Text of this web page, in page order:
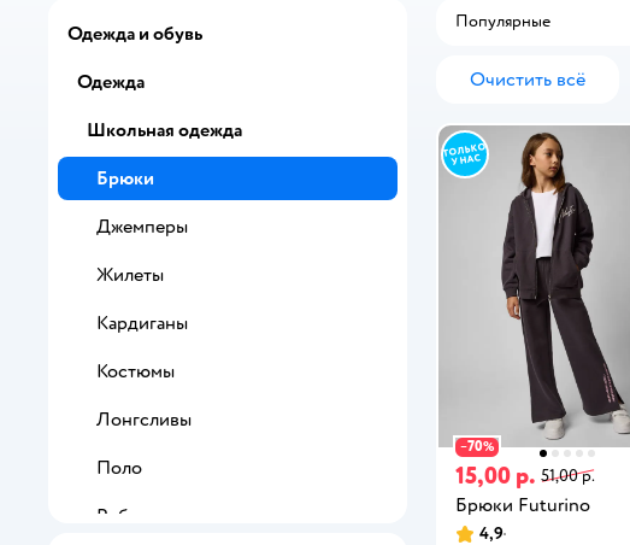
Популярные
Очистить всё
−70%
15,00 р. 51,00 р.
Брюки Futurino
4,9
Одежда и обувь
Одежда
Школьная одежда
Брюки
Джемперы
Жилеты
Кардиганы
Костюмы
Лонгсливы
Поло
Рубашки